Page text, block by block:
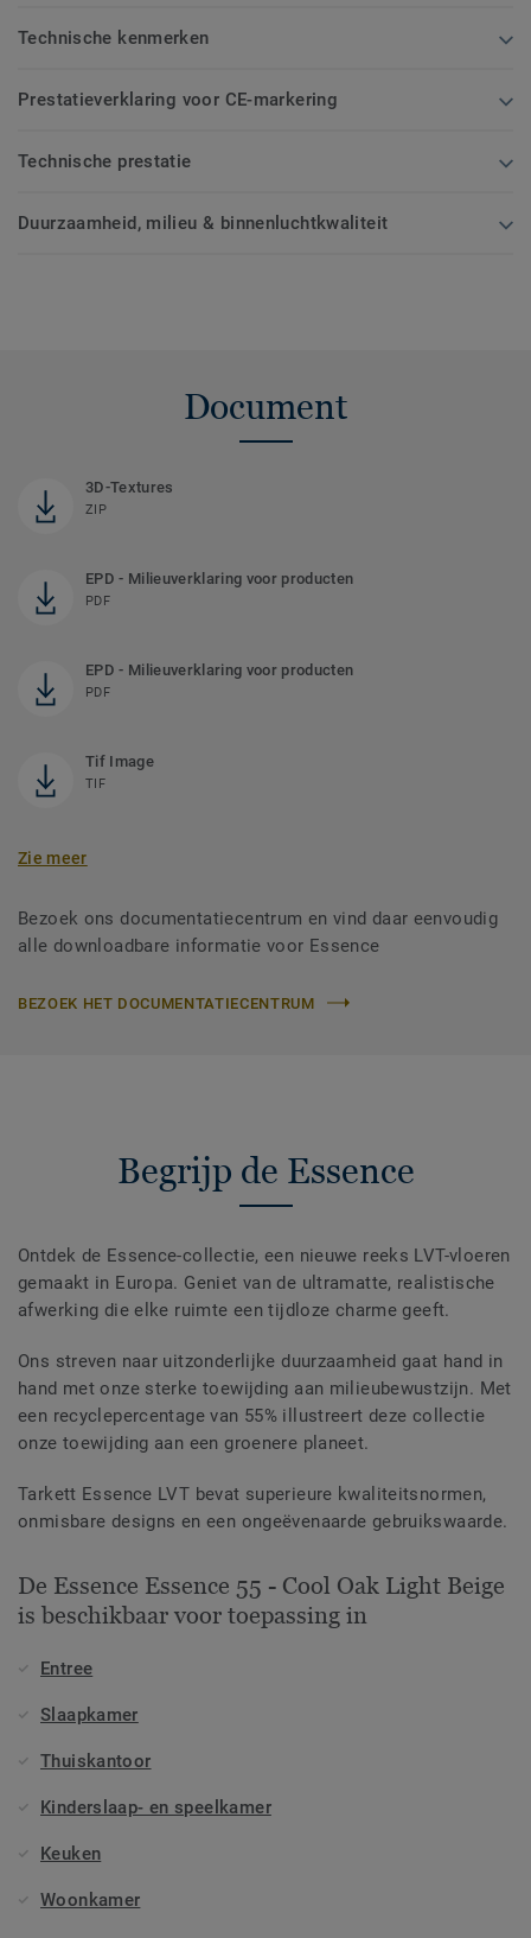
Technische kenmerken
Prestatieverklaring voor CE-markering
Technische prestatie
Duurzaamheid, milieu & binnenluchtkwaliteit
Document
3D-Textures
ZIP
EPD - Milieuverklaring voor producten
PDF
EPD - Milieuverklaring voor producten
PDF
Tif Image
TIF
Zie meer
Bezoek ons documentatiecentrum en vind daar eenvoudig
alle downloadbare informatie voor Essence
BEZOEK HET DOCUMENTATIECENTRUM
Begrijp de Essence
Ontdek de Essence-collectie, een nieuwe reeks LVT-vloeren
gemaakt in Europa. Geniet van de ultramatte, realistische
afwerking die elke ruimte een tijdloze charme geeft.
Ons streven naar uitzonderlijke duurzaamheid gaat hand in
hand met onze sterke toewijding aan milieubewustzijn. Met
een recyclepercentage van 55% illustreert deze collectie
onze toewijding aan een groenere planeet.
Tarkett Essence LVT bevat superieure kwaliteitsnormen,
onmisbare designs en een ongeëvenaarde gebruikswaarde.
De Essence Essence 55 - Cool Oak Light Beige
is beschikbaar voor toepassing in
Entree
Slaapkamer
Thuiskantoor
Kinderslaap- en speelkamer
Keuken
Woonkamer